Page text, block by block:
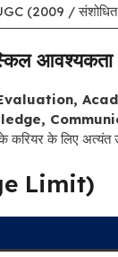
(2009 / संशोधित
आवश्यकता
करियर के लिए अत्यंत
Limit)